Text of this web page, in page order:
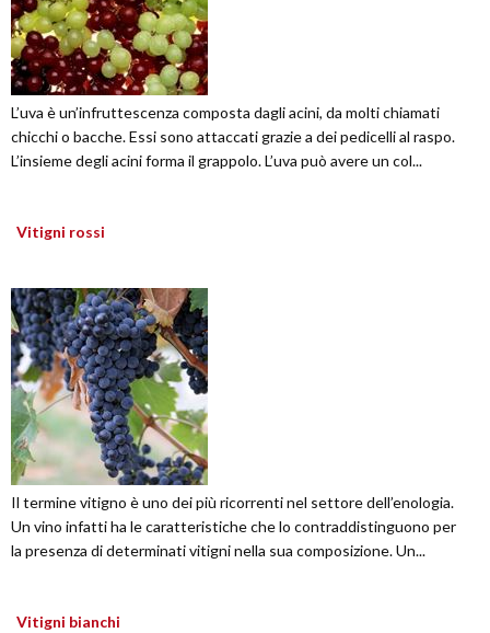
L’uva è un’infruttescenza composta dagli acini, da molti chiamati
chicchi o bacche. Essi sono attaccati grazie a dei pedicelli al raspo.
L’insieme degli acini forma il grappolo. L’uva può avere un col...
Vitigni rossi
Il termine vitigno è uno dei più ricorrenti nel settore dell’enologia.
Un vino infatti ha le caratteristiche che lo contraddistinguono per
la presenza di determinati vitigni nella sua composizione. Un...
Vitigni bianchi